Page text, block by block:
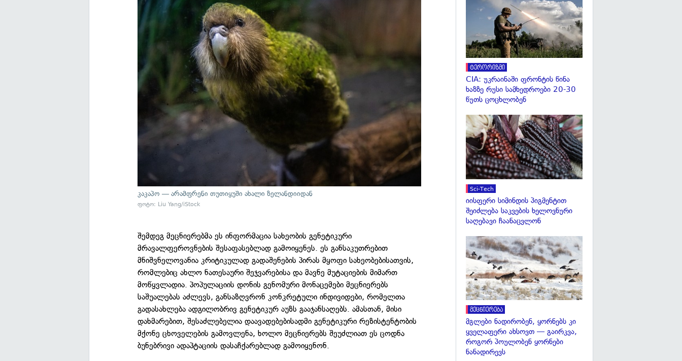
კაკაპო — არამფრენი თუთიყუში ახალი ზელანდიიდან
ფოტო: Liu Yang/iStock
შემდეგ მეცნიერებმა ეს ინფორმაცია სახეობის გენეტიკური
მრავალფეროვნების შესაფასებლად გამოიყენეს. ეს განსაკუთრებით
მნიშვნელოვანია კრიტიკულად გადაშენების პირას მყოფი სახეობებისათვის,
რომლებიც ახლო ნათესაური შეჯვარებისა და მავნე მუტაციების მიმართ
მოწყვლადია. პოპულაციის დონის გენომური მონაცემები მეცნიერებს
საშუალებას აძლევს, განსაზღვრონ კონკრეტული ინდივიდები, რომელთა
გადასახლება ადგილობრივ გენეტიკურ აუზს გააჯანსაღებს. ამასთან, მისი
დახმარებით, შესაძლებელია დაავადებებისადმი გენეტიკური რეზისტენტობის
მქონე ცხოველების გამოვლენა, ხოლო მეცნიერებს შეუძლიათ ეს ცოდნა
ბუნებრივი ადაპტაციის დასაჩქარებლად გამოიყენონ.
ტერორიზმი
CIA: უკრაინაში ფრონტის წინა
ხაზზე რუსი სამხედროები 20-30
წუთს ცოცხლობენ
Sci-Tech
იისფერი სიმინდის პიგმენტით
შეიძლება საკვების ხელოვნური
საღებავი ჩაანაცვლონ
მეცნიერება
მგლები ნადირობენ, ყორნებს კი
ყველაფერი ახსოვთ — გაირკვა,
როგორ პოულობენ ყორნები
ნანადირევს